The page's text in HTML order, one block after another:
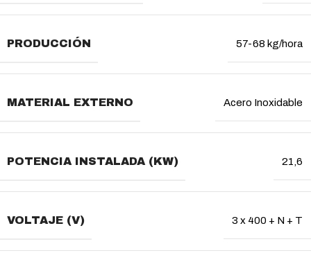
PRODUCCIÓN 57-68 kg/hora
MATERIAL EXTERNO Acero Inoxidable
POTENCIA INSTALADA (KW) 21,6
VOLTAJE (V) 3 x 400 + N + T